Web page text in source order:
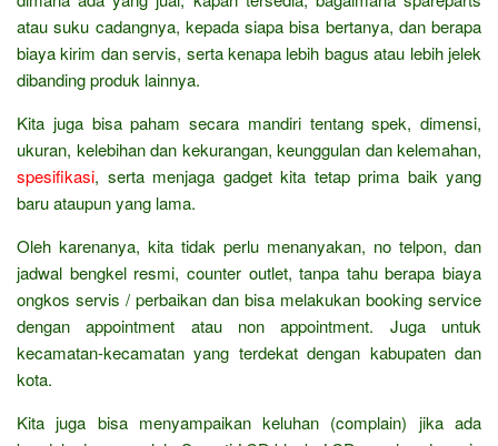
atau suku cadangnya, kepada siapa bisa bertanya, dan berapa
biaya kirim dan servis, serta kenapa lebih bagus atau lebih jelek
dibanding produk lainnya.
Kita juga bisa paham secara mandiri tentang spek, dimensi,
ukuran, kelebihan dan kekurangan, keunggulan dan kelemahan,
spesifikasi, serta menjaga gadget kita tetap prima baik yang
baru ataupun yang lama.
Oleh karenanya, kita tidak perlu menanyakan, no telpon, dan
jadwal bengkel resmi, counter outlet, tanpa tahu berapa biaya
ongkos servis / perbaikan dan bisa melakukan booking service
dengan appointment atau non appointment. Juga untuk
kecamatan-kecamatan yang terdekat dengan kabupaten dan
kota.
Kita juga bisa menyampaikan keluhan (complain) jika ada